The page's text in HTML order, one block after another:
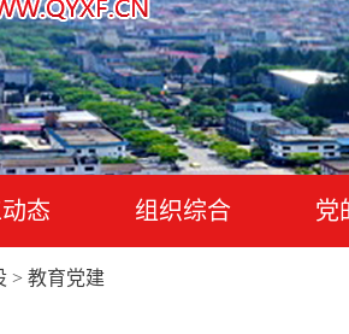
态 组织综合 党
> 教育党建